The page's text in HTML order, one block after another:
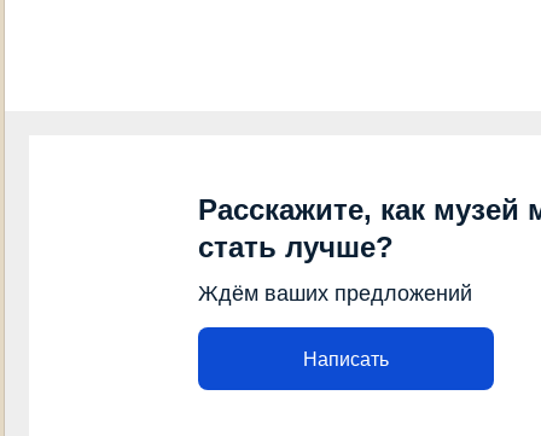
Расскажите, как музей
стать лучше?
Ждём ваших предложений
Написать